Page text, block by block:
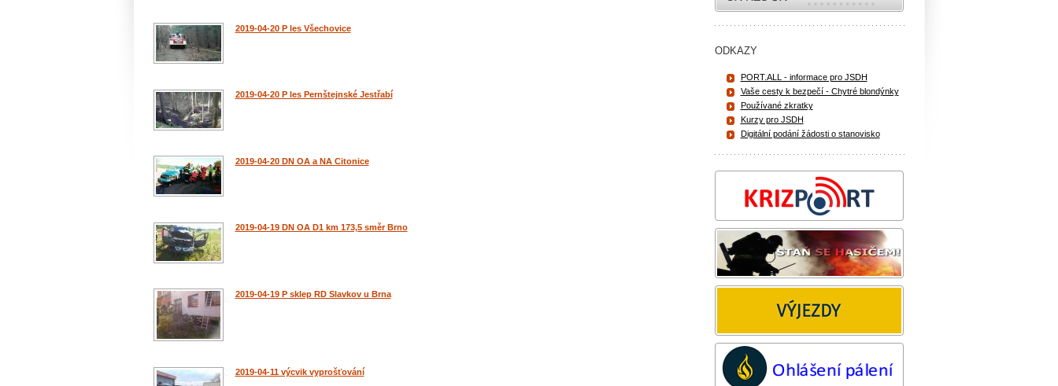
2019-04-20 P les Všechovice
2019-04-20 P les Pernštejnské Jestřabí
2019-04-20 DN OA a NA Citonice
2019-04-19 DN OA D1 km 173,5 směr Brno
2019-04-19 P sklep RD Slavkov u Brna
2019-04-11 výcvik vyprošťování
ODKAZY
PORT.ALL - informace pro JSDH
Vaše cesty k bezpečí - Chytré blondýnky
Používané zkratky
Kurzy pro JSDH
Digitální podání žádosti o stanovisko